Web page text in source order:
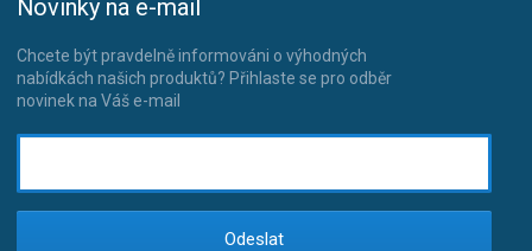
Novinky na e-mail
Chcete být pravdelně informováni o výhodných
nabídkách našich produktů? Přihlaste se pro odběr
novinek na Váš e-mail
Odeslat